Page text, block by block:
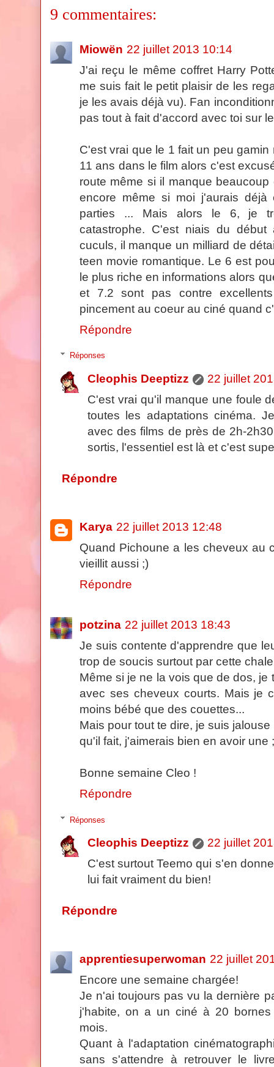
9 commentaires:
Miowën 22 juillet 2013 10:14
J'ai reçu le même coffret Harry
me suis fait le petit plaisir de les
je les avais déjà vu). Fan
pas tout à fait d'accord avec toi sur
C'est vrai que le 1 fait un peu
11 ans dans le film alors c'est
route même si il manque
encore même si moi j'aurais
parties ... Mais alors le 6, je
catastrophe. C'est niais du
cuculs, il manque un milliard de
teen movie romantique. Le 6 est
le plus riche en informations alors
et 7.2 sont pas contre
pincement au coeur au ciné quand
Répondre
Réponses
Cleophis Deeptizz
22 juillet
C'est vrai qu'il manque une foule
toutes les adaptations cinéma.
avec des films de près de 2h-
sortis, l'essentiel est là et c'est
Répondre
Karya 22 juillet 2013 12:48
Quand Pichoune a les cheveux au
vieillit aussi ;)
Répondre
potzina 22 juillet 2013 18:43
Je suis contente d'apprendre que
trop de soucis surtout par cette
Même si je ne la vois que de dos,
avec ses cheveux courts. Mais je
moins bébé que des couettes...
Mais pour tout te dire, je suis
qu'il fait, j'aimerais bien en avoir une
Bonne semaine Cleo !
Répondre
Réponses
Cleophis Deeptizz
22 juillet
C'est surtout Teemo qui s'en
lui fait vraiment du bien!
Répondre
apprentiesuperwoman 22 juillet
Encore une semaine chargée!
Je n'ai toujours pas vu la dernière
j'habite, on a un ciné à 20 bornes
mois.
Quant à l'adaptation
sans s'attendre à retrouver le